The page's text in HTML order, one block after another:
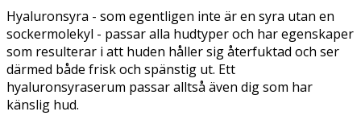
Hyaluronsyra - som egentligen inte är en syra utan en
sockermolekyl - passar alla hudtyper och har egenskaper
som resulterar i att huden håller sig återfuktad och ser
därmed både frisk och spänstig ut. Ett
hyaluronsyraserum passar alltså även dig som har
känslig hud.